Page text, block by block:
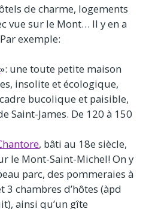
de charme, logements
vue sur le Mont… Il y en a
exemple:
»: une toute petite maison
insolite et écologique,
bucolique et paisible,
Saint-James. De 120 à 150
, bâti au 18e siècle,
le Mont-Saint-Michel! On y
parc, des pommeraies à
3 chambres d’hôtes (àpd
ainsi qu’un gîte